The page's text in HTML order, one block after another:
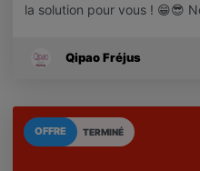
la solution pour vous ! 😁😎
Qipao Fréjus
TERMINÉ
OFFRE